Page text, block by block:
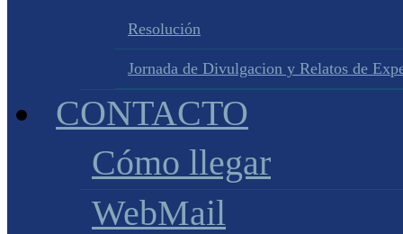
Resolución
Jornada de Divulgacion y Relatos de
CONTACTO
Cómo llegar
WebMail